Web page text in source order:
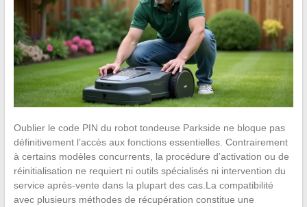
Oublier le code PIN du robot tondeuse Parkside ne bloque pas
définitivement l’accès aux fonctions essentielles. Contrairement
à certains modèles concurrents, la procédure d’activation ou de
réinitialisation ne requiert ni outils spécialisés ni intervention du
service après-vente dans la plupart des cas.La compatibilité
avec plusieurs méthodes de récupération constitue une